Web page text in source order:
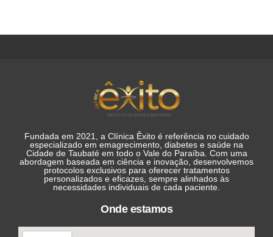
Fundada em 2021, a Clínica Êxito é referência no cuidado
especializado em emagrecimento, diabetes e saúde na
Cidade de Taubaté em todo o Vale do Paraíba. Com uma
abordagem baseada em ciência e inovação, desenvolvemos
protocolos exclusivos para oferecer tratamentos
personalizados e eficazes, sempre alinhados às
necessidades individuais de cada paciente.
Onde estamos